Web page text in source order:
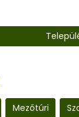
Mezőtúri